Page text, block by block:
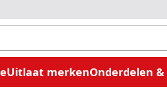
Uitlaat merkenOnderdelen